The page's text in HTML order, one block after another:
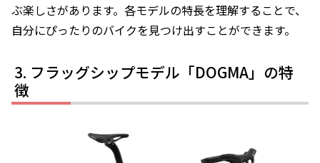
ぶ楽しさがあります。各モデルの特長を理解することで、
自分にぴったりのバイクを見つけ出すことができます。
フラッグシップモデル「DOGMA」の特
徴